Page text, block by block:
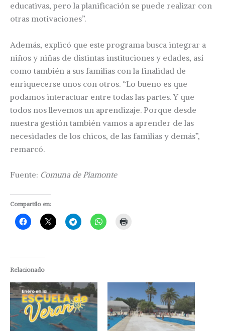
educativas, pero la planificación se puede realizar con
otras motivaciones”.
Además, explicó que este programa busca integrar a
niños y niñas de distintas instituciones y edades, así
como también a sus familias con la finalidad de
enriquecerse unos con otros. “Lo bueno es que
podamos interactuar entre todas las partes. Y que
todos nos llevemos un aprendizaje. Porque desde
nuestra gestión también vamos a aprender de las
necesidades de los chicos, de las familias y demás”,
remarcó.
Fuente: Comuna de Piamonte
Compartilo en:
Relacionado